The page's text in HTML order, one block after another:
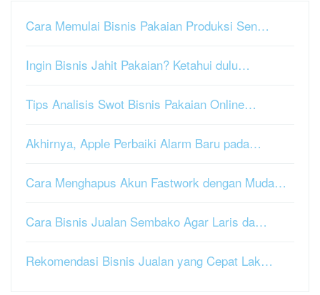
Cara Memulai Bisnis Pakaian Produksi Sen…
Ingin Bisnis Jahit Pakaian? Ketahui dulu…
Tips Analisis Swot Bisnis Pakaian Online…
Akhirnya, Apple Perbaiki Alarm Baru pada…
Cara Menghapus Akun Fastwork dengan Muda…
Cara Bisnis Jualan Sembako Agar Laris da…
Rekomendasi Bisnis Jualan yang Cepat Lak…